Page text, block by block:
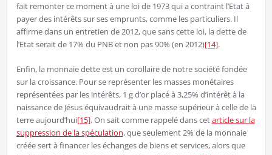
fait remonter ce moment à une loi de 1973 qui a contraint l’Etat à
payer des intérêts sur ses emprunts, comme les particuliers. Il
affirme dans un entretien de 2012, que sans cette loi, la dette de
l’Etat serait de 17% du PNB et non pas 90% (en 2012)[14].
Enfin, la monnaie dette est un corollaire de notre société fondée
sur la croissance. Pour se représenter les masses monétaires
représentées par les intérêts, 1 g d’or placé à 3,25% d’intérêt à la
naissance de Jésus équivaudrait à une masse supérieur à celle de la
terre aujourd’hui[15]. On sait comme rappelé dans cetarticle sur la
suppression de la spéculation, que seulement 2% de la monnaie
créée sert à financer les échanges de biens et services, alors que